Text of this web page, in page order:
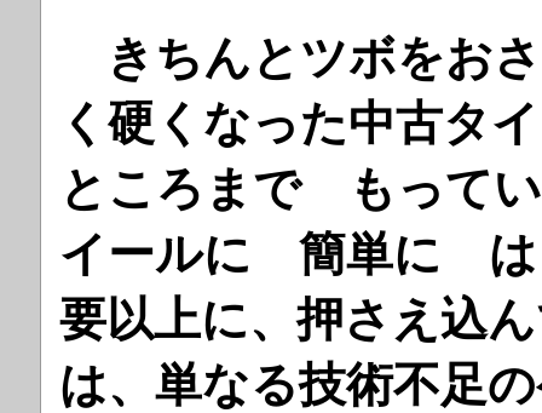
きちんとツボをお
く硬くなった中古タ
ところまで もって
イールに 簡単に は
要以上に、押さえ込
は、単なる技術不足